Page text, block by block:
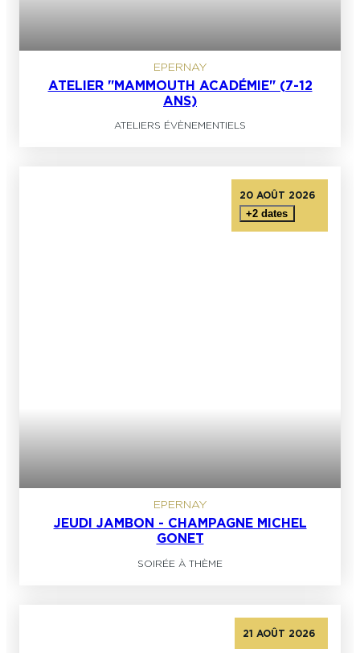
EPERNAY
ATELIER "MAMMOUTH ACADÉMIE" (7-12
ANS)
ATELIERS ÉVÈNEMENTIELS
20 AOÛT 2026
+2 dates
EPERNAY
JEUDI JAMBON - CHAMPAGNE MICHEL
GONET
SOIRÉE À THÈME
21 AOÛT 2026